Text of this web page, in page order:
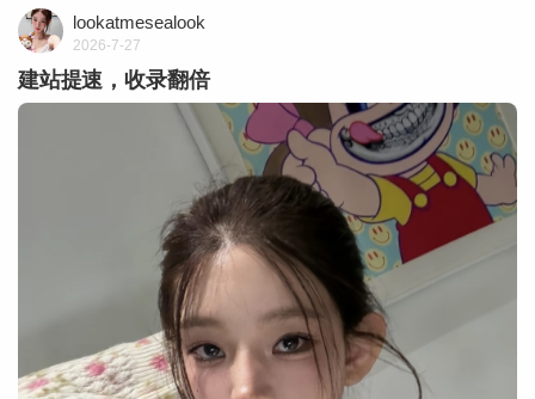
lookatmesealook
2026-7-27
建站提速，收录翻倍